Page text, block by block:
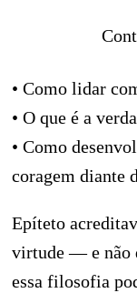
• Como lidar
• O que é a
• Como
coragem diante
Epíteto
virtude — e não
essa filosofia